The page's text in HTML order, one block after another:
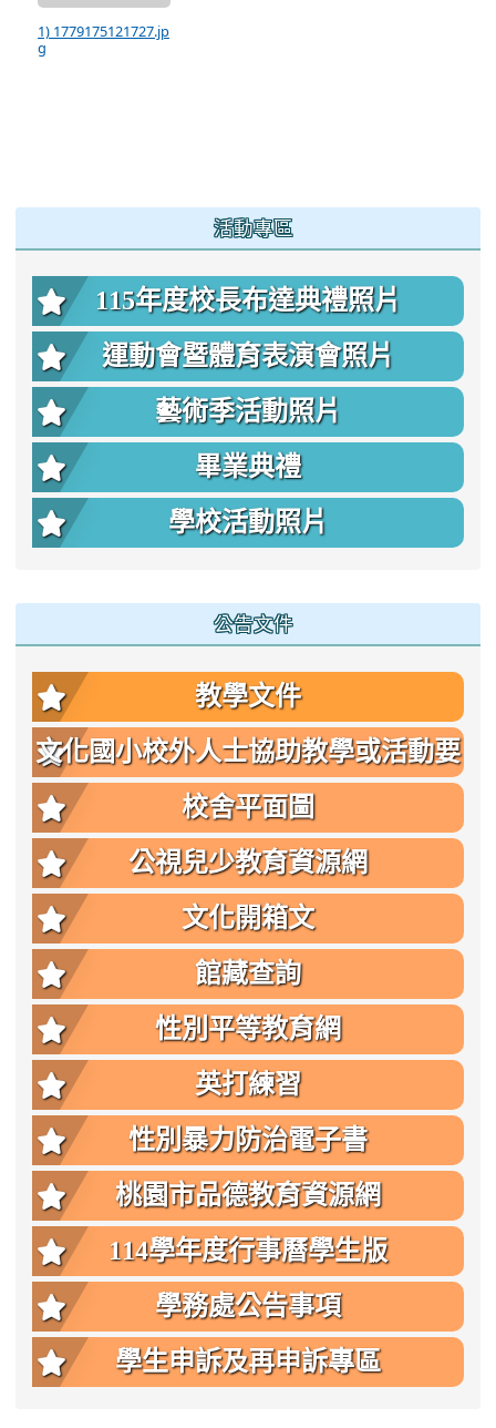
1) 1779175121727.jp
g
活動專區
115年度校長布達典禮照片
運動會暨體育表演會照片
藝術季活動照片
畢業典禮
學校活動照片
公告文件
教學文件
文化國小校外人士協助教學或活動要
點
校舍平面圖
公視兒少教育資源網
文化開箱文
館藏查詢
性別平等教育網
英打練習
性別暴力防治電子書
桃園市品德教育資源網
114學年度行事曆學生版
學務處公告事項
學生申訴及再申訴專區